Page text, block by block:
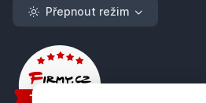
Přepnout režim